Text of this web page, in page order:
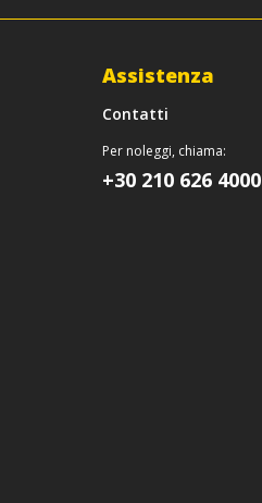
Assistenza
Contatti
Per noleggi, chiama:
+30 210 626 4000